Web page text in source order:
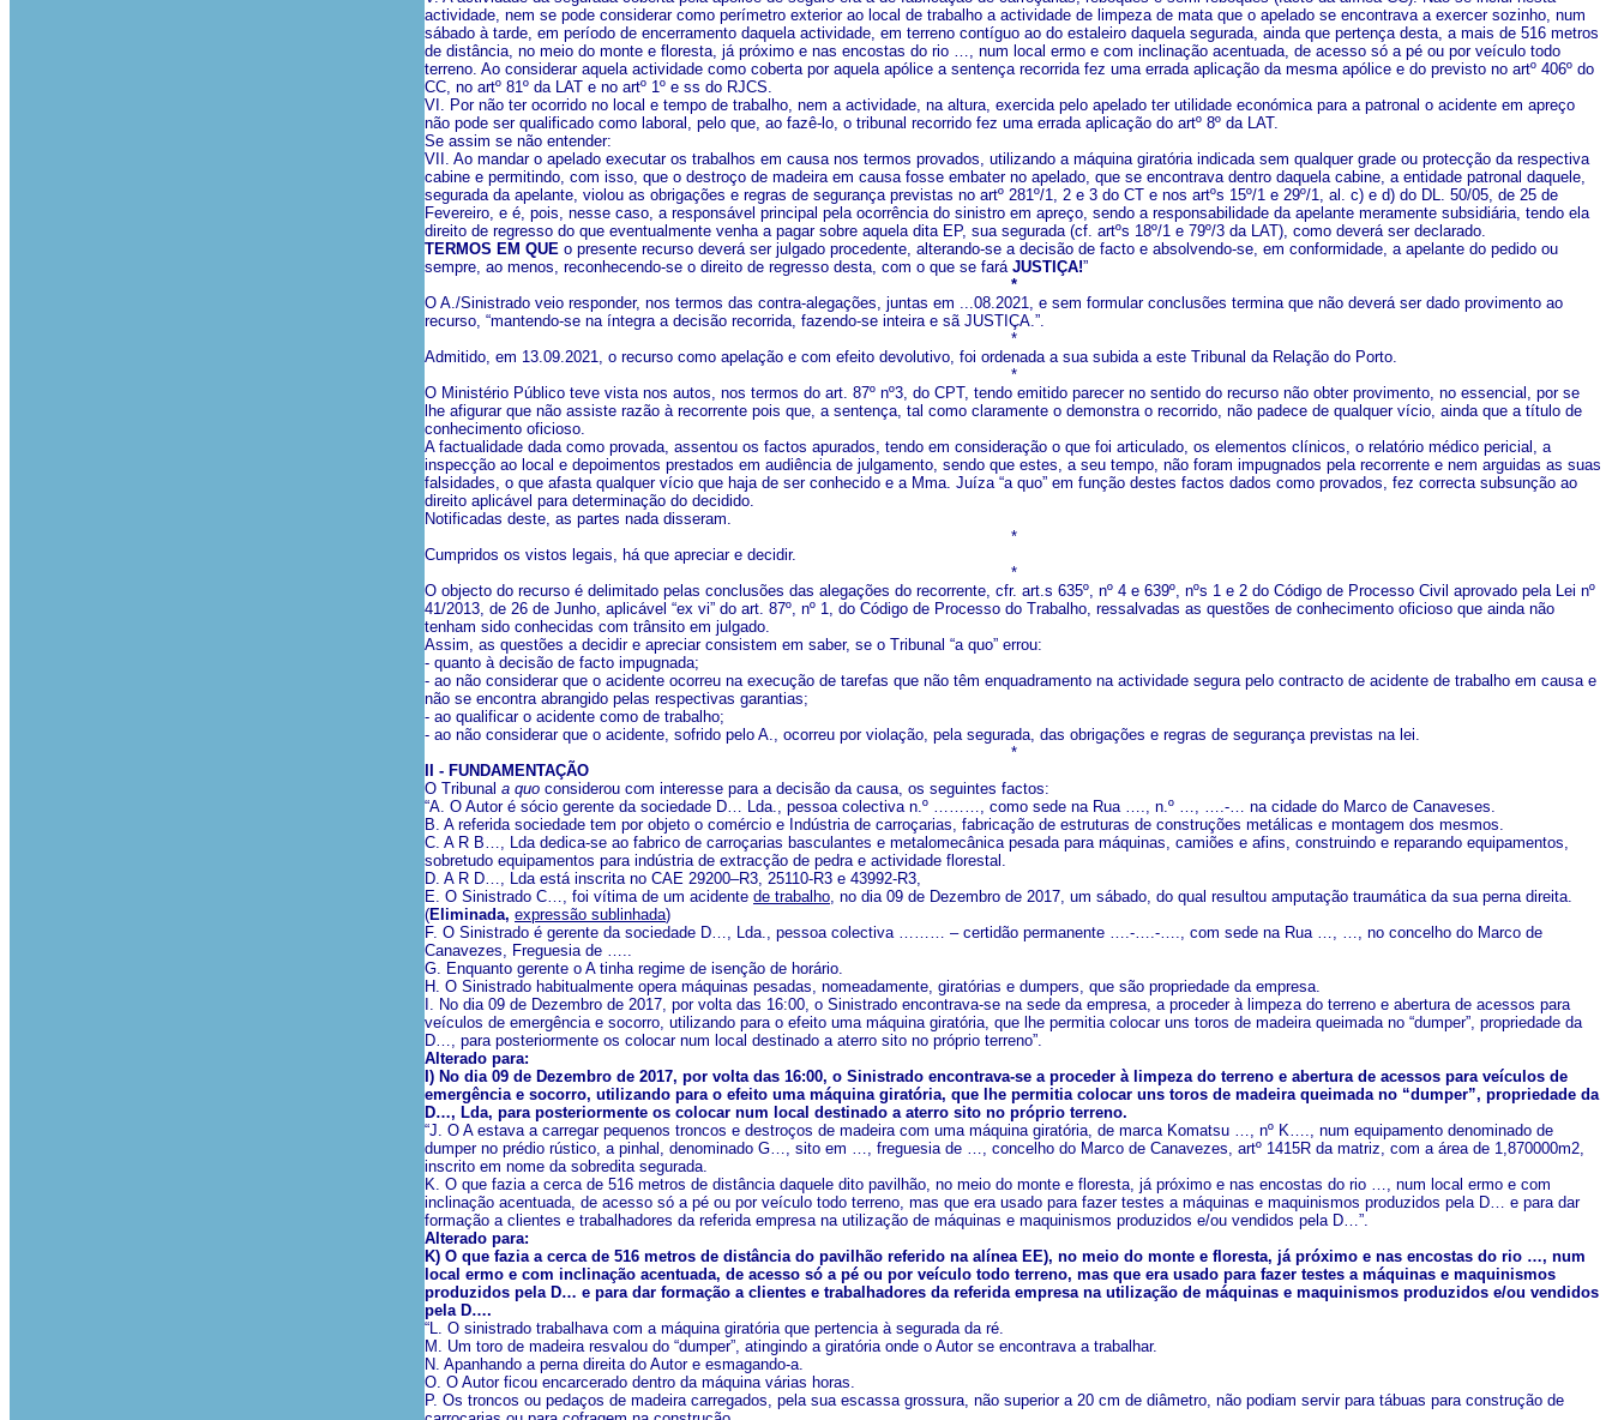
actividade, nem se pode considerar como perímetro exterior ao local de trabalho a actividade de limpeza de mata que o apelado se encontrava a exercer sozinho, num
sábado à tarde, em período de encerramento daquela actividade, em terreno contíguo ao do estaleiro daquela segurada, ainda que pertença desta, a mais de 516 metros
de distância, no meio do monte e floresta, já próximo e nas encostas do rio …, num local ermo e com inclinação acentuada, de acesso só a pé ou por veículo todo
terreno. Ao considerar aquela actividade como coberta por aquela apólice a sentença recorrida fez uma errada aplicação da mesma apólice e do previsto no artº 406º do
CC, no artº 81º da LAT e no artº 1º e ss do RJCS.
VI. Por não ter ocorrido no local e tempo de trabalho, nem a actividade, na altura, exercida pelo apelado ter utilidade económica para a patronal o acidente em apreço
não pode ser qualificado como laboral, pelo que, ao fazê-lo, o tribunal recorrido fez uma errada aplicação do artº 8º da LAT.
Se assim se não entender:
VII. Ao mandar o apelado executar os trabalhos em causa nos termos provados, utilizando a máquina giratória indicada sem qualquer grade ou protecção da respectiva
cabine e permitindo, com isso, que o destroço de madeira em causa fosse embater no apelado, que se encontrava dentro daquela cabine, a entidade patronal daquele,
segurada da apelante, violou as obrigações e regras de segurança previstas no artº 281º/1, 2 e 3 do CT e nos artºs 15º/1 e 29º/1, al. c) e d) do DL. 50/05, de 25 de
Fevereiro, e é, pois, nesse caso, a responsável principal pela ocorrência do sinistro em apreço, sendo a responsabilidade da apelante meramente subsidiária, tendo ela
direito de regresso do que eventualmente venha a pagar sobre aquela dita EP, sua segurada (cf. artºs 18º/1 e 79º/3 da LAT), como deverá ser declarado.
TERMOS EM QUE o presente recurso deverá ser julgado procedente, alterando-se a decisão de facto e absolvendo-se, em conformidade, a apelante do pedido ou
sempre, ao menos, reconhecendo-se o direito de regresso desta, com o que se fará JUSTIÇA!”
*
O A./Sinistrado veio responder, nos termos das contra-alegações, juntas em ...08.2021, e sem formular conclusões termina que não deverá ser dado provimento ao
recurso, “mantendo-se na íntegra a decisão recorrida, fazendo-se inteira e sã JUSTIÇA.”.
*
Admitido, em 13.09.2021, o recurso como apelação e com efeito devolutivo, foi ordenada a sua subida a este Tribunal da Relação do Porto.
*
O Ministério Público teve vista nos autos, nos termos do art. 87º nº3, do CPT, tendo emitido parecer no sentido do recurso não obter provimento, no essencial, por se
lhe afigurar que não assiste razão à recorrente pois que, a sentença, tal como claramente o demonstra o recorrido, não padece de qualquer vício, ainda que a título de
conhecimento oficioso.
A factualidade dada como provada, assentou os factos apurados, tendo em consideração o que foi articulado, os elementos clínicos, o relatório médico pericial, a
inspecção ao local e depoimentos prestados em audiência de julgamento, sendo que estes, a seu tempo, não foram impugnados pela recorrente e nem arguidas as suas
falsidades, o que afasta qualquer vício que haja de ser conhecido e a Mma. Juíza “a quo” em função destes factos dados como provados, fez correcta subsunção ao
direito aplicável para determinação do decidido.
Notificadas deste, as partes nada disseram.
*
Cumpridos os vistos legais, há que apreciar e decidir.
*
O objecto do recurso é delimitado pelas conclusões das alegações do recorrente, cfr. art.s 635º, nº 4 e 639º, nºs 1 e 2 do Código de Processo Civil aprovado pela Lei nº
41/2013, de 26 de Junho, aplicável “ex vi” do art. 87º, nº 1, do Código de Processo do Trabalho, ressalvadas as questões de conhecimento oficioso que ainda não
tenham sido conhecidas com trânsito em julgado.
Assim, as questões a decidir e apreciar consistem em saber, se o Tribunal “a quo” errou:
- quanto à decisão de facto impugnada;
- ao não considerar que o acidente ocorreu na execução de tarefas que não têm enquadramento na actividade segura pelo contracto de acidente de trabalho em causa e
não se encontra abrangido pelas respectivas garantias;
- ao qualificar o acidente como de trabalho;
- ao não considerar que o acidente, sofrido pelo A., ocorreu por violação, pela segurada, das obrigações e regras de segurança previstas na lei.
*
II - FUNDAMENTAÇÃO
O Tribunal a quo considerou com interesse para a decisão da causa, os seguintes factos:
“A. O Autor é sócio gerente da sociedade D… Lda., pessoa colectiva n.º ………, como sede na Rua …., n.º …, ….-… na cidade do Marco de Canaveses.
B. A referida sociedade tem por objeto o comércio e Indústria de carroçarias, fabricação de estruturas de construções metálicas e montagem dos mesmos.
C. A R B…, Lda dedica-se ao fabrico de carroçarias basculantes e metalomecânica pesada para máquinas, camiões e afins, construindo e reparando equipamentos,
sobretudo equipamentos para indústria de extracção de pedra e actividade florestal.
D. A R D…, Lda está inscrita no CAE 29200–R3, 25110-R3 e 43992-R3,
E. O Sinistrado C…, foi vítima de um acidente de trabalho, no dia 09 de Dezembro de 2017, um sábado, do qual resultou amputação traumática da sua perna direita.
(Eliminada, expressão sublinhada)
F. O Sinistrado é gerente da sociedade D…, Lda., pessoa colectiva ……… – certidão permanente ….-….-…., com sede na Rua …, …, no concelho do Marco de
Canavezes, Freguesia de …..
G. Enquanto gerente o A tinha regime de isenção de horário.
H. O Sinistrado habitualmente opera máquinas pesadas, nomeadamente, giratórias e dumpers, que são propriedade da empresa.
I. No dia 09 de Dezembro de 2017, por volta das 16:00, o Sinistrado encontrava-se na sede da empresa, a proceder à limpeza do terreno e abertura de acessos para
veículos de emergência e socorro, utilizando para o efeito uma máquina giratória, que lhe permitia colocar uns toros de madeira queimada no “dumper”, propriedade da
D…, para posteriormente os colocar num local destinado a aterro sito no próprio terreno”.
Alterado para:
I) No dia 09 de Dezembro de 2017, por volta das 16:00, o Sinistrado encontrava-se a proceder à limpeza do terreno e abertura de acessos para veículos de
emergência e socorro, utilizando para o efeito uma máquina giratória, que lhe permitia colocar uns toros de madeira queimada no “dumper”, propriedade da
D…, Lda, para posteriormente os colocar num local destinado a aterro sito no próprio terreno.
“J. O A estava a carregar pequenos troncos e destroços de madeira com uma máquina giratória, de marca Komatsu …, nº K…., num equipamento denominado de
dumper no prédio rústico, a pinhal, denominado G…, sito em …, freguesia de …, concelho do Marco de Canavezes, artº 1415R da matriz, com a área de 1,870000m2,
inscrito em nome da sobredita segurada.
K. O que fazia a cerca de 516 metros de distância daquele dito pavilhão, no meio do monte e floresta, já próximo e nas encostas do rio …, num local ermo e com
inclinação acentuada, de acesso só a pé ou por veículo todo terreno, mas que era usado para fazer testes a máquinas e maquinismos produzidos pela D… e para dar
formação a clientes e trabalhadores da referida empresa na utilização de máquinas e maquinismos produzidos e/ou vendidos pela D…”.
Alterado para:
K) O que fazia a cerca de 516 metros de distância do pavilhão referido na alínea EE), no meio do monte e floresta, já próximo e nas encostas do rio …, num
local ermo e com inclinação acentuada, de acesso só a pé ou por veículo todo terreno, mas que era usado para fazer testes a máquinas e maquinismos
produzidos pela D… e para dar formação a clientes e trabalhadores da referida empresa na utilização de máquinas e maquinismos produzidos e/ou vendidos
pela D….
“L. O sinistrado trabalhava com a máquina giratória que pertencia à segurada da ré.
M. Um toro de madeira resvalou do “dumper”, atingindo a giratória onde o Autor se encontrava a trabalhar.
N. Apanhando a perna direita do Autor e esmagando-a.
O. O Autor ficou encarcerado dentro da máquina várias horas.
P. Os troncos ou pedaços de madeira carregados, pela sua escassa grossura, não superior a 20 cm de diâmetro, não podiam servir para tábuas para construção de